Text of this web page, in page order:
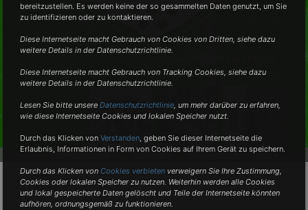
Schädlingsbekämpfung
vom Fachmann in der Nähe
• Professionell • Diskret • Umweltschonend •
bereitzustellen. Es werden keine der so gesammelten Daten genutzt, um Sie
zu identifizieren oder zu kontaktieren.
Diese Internetseite macht Gebrauch von Cookies von Dritten, siehe dazu
weitere Details in der Datenschutzrichtlinie.
Diese Internetseite macht Gebrauch von Tracking Cookies, siehe dazu
weitere Details in der Datenschutzrichtlinie.
Lesen Sie bitte unsereDatenschutzrichtlinie, um mehr darüber zu erfahren,
wie diese Internetseite Cookies und lokalen Speicher nutzt.
Durch das Klicken vonVerstanden,geben Sie dieser Internetseite die
Erlaubnis, Informationen in Form von Cookies auf Ihrem Gerät zu speichern.
Durch das Klicken von Cookies verbieten verweigern Sie Ihre Zustimmung,
Cookies oder lokalen Speicher zu nutzen. Weiterhin werden alle Cookies
und lokal gespeicherte Daten gelöscht und Teile der Internetseite könnten
aufhören, ordnungsgemäß zu funktionieren.